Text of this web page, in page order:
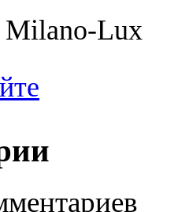
Lux